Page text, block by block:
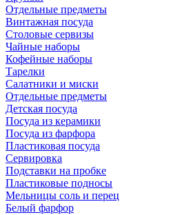
Отдельные предметы
Винтажная посуда
Столовые сервизы
Чайные наборы
Кофейные наборы
Тарелки
Салатники и миски
Отдельные предметы
Детская посуда
Посуда из керамики
Посуда из фарфора
Пластиковая посуда
Сервировка
Подставки на пробке
Пластиковые подносы
Мельницы соль и перец
Белый фарфор